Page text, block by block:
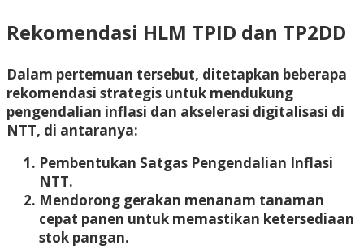
Rekomendasi HLM TPID dan TP2DD
Dalam pertemuan tersebut, ditetapkan beberapa
rekomendasi strategis untuk mendukung
pengendalian inflasi dan akselerasi digitalisasi di
NTT, di antaranya:
Pembentukan Satgas Pengendalian Inflasi
NTT.
Mendorong gerakan menanam tanaman
cepat panen untuk memastikan ketersediaan
stok pangan.